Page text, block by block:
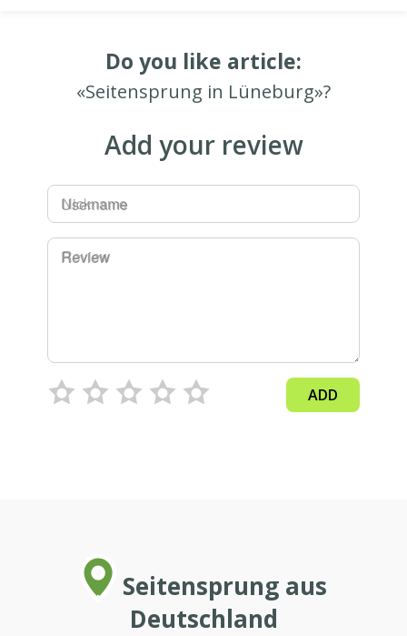
Do you like article:
«Seitensprung in Lüneburg»?
Add your review
Username
Review
ADD
Seitensprung aus
Deutschland